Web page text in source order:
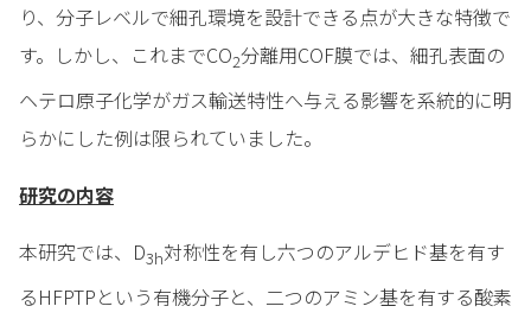
り、分子レベルで細孔環境を設計できる点が大きな特徴で
す。しかし、これまでCO2分離用COF膜では、細孔表面の
ヘテロ原子化学がガス輸送特性へ与える影響を系統的に明
らかにした例は限られていました。
研究の内容
本研究では、D3h対称性を有し六つのアルデヒド基を有す
るHFPTPという有機分子と、二つのアミン基を有する酸素